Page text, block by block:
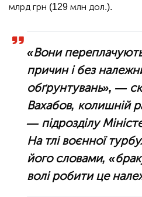
млрд грн (129 млн дол.).
«Вони
причин і без
обґрунтувань», —
Вахабов, колишній
— підрозділу
На тлі воєнної
його словами,
волі робити це